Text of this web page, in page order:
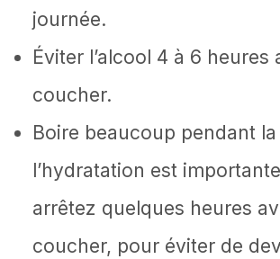
journée.
Éviter l’alcool 4 à 6 heures
coucher.
Boire beaucoup pendant
l’hydratation est
arrêtez quelques heures
coucher, pour éviter de